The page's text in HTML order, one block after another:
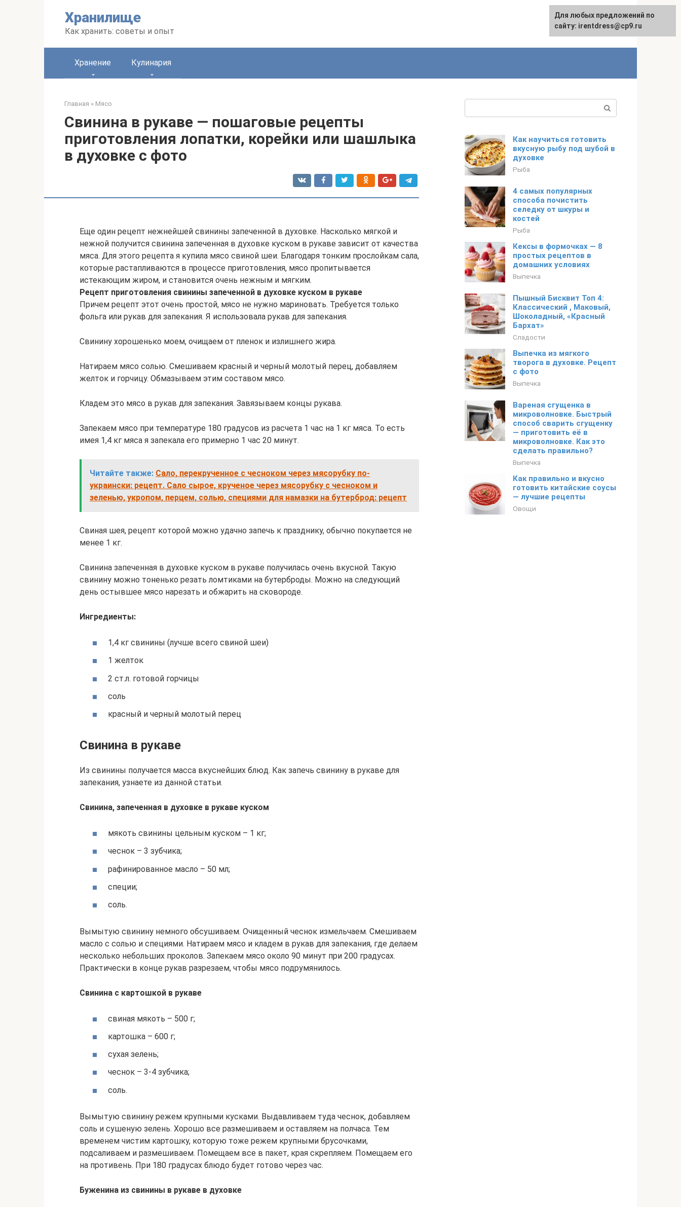
Хранилище
Как хранить: советы и опыт
Хранение Кулинария
Главная » Мясо
Свинина в рукаве — пошаговые рецепты
приготовления лопатки, корейки или шашлыка
в духовке с фото
Еще один рецепт нежнейшей свинины запеченной в духовке. Насколько мягкой и
нежной получится свинина запеченная в духовке куском в рукаве зависит от качества
мяса. Для этого рецепта я купила мясо свиной шеи. Благодаря тонким прослойкам сала,
которые растапливаются в процессе приготовления, мясо пропитывается
истекающим жиром, и становится очень нежным и мягким.
Рецепт приготовления свинины запеченной в духовке куском в рукаве
Причем рецепт этот очень простой, мясо не нужно мариновать. Требуется только
фольга или рукав для запекания. Я использовала рукав для запекания.
Свинину хорошенько моем, очищаем от пленок и излишнего жира.
Натираем мясо солью. Смешиваем красный и черный молотый перец, добавляем
желток и горчицу. Обмазываем этим составом мясо.
Кладем это мясо в рукав для запекания. Завязываем концы рукава.
Запекаем мясо при температуре 180 градусов из расчета 1 час на 1 кг мяса. То есть
имея 1,4 кг мяса я запекала его примерно 1 час 20 минут.
Читайте также: Сало, перекрученное с чесноком через мясорубку по-
украински: рецепт. Сало сырое, крученое через мясорубку с чесноком и
зеленью, укропом, перцем, солью, специями для намазки на бутерброд: рецепт
Свиная шея, рецепт которой можно удачно запечь к празднику, обычно покупается не
менее 1 кг.
Свинина запеченная в духовке куском в рукаве получилась очень вкусной. Такую
свинину можно тоненько резать ломтиками на бутерброды. Можно на следующий
день остывшее мясо нарезать и обжарить на сковороде.
Ингредиенты:
1,4 кг свинины (лучше всего свиной шеи)
1 желток
2 ст.л. готовой горчицы
соль
красный и черный молотый перец
Свинина в рукаве
Из свинины получается масса вкуснейших блюд. Как запечь свинину в рукаве для
запекания, узнаете из данной статьи.
Свинина, запеченная в духовке в рукаве куском
мякоть свинины цельным куском – 1 кг;
чеснок – 3 зубчика;
рафинированное масло – 50 мл;
специи;
соль.
Вымытую свинину немного обсушиваем. Очищенный чеснок измельчаем. Смешиваем
масло с солью и специями. Натираем мясо и кладем в рукав для запекания, где делаем
несколько небольших проколов. Запекаем мясо около 90 минут при 200 градусах.
Практически в конце рукав разрезаем, чтобы мясо подрумянилось.
Свинина с картошкой в рукаве
свиная мякоть – 500 г;
картошка – 600 г;
сухая зелень;
чеснок – 3-4 зубчика;
соль.
Вымытую свинину режем крупными кусками. Выдавливаем туда чеснок, добавляем
соль и сушеную зелень. Хорошо все размешиваем и оставляем на полчаса. Тем
временем чистим картошку, которую тоже режем крупными брусочками,
подсаливаем и размешиваем. Помещаем все в пакет, края скрепляем. Помещаем его
на противень. При 180 градусах блюдо будет готово через час.
Буженина из свинины в рукаве в духовке
Как научиться готовить
вкусную рыбу под шубой в
духовке
Рыба
4 самых популярных
способа почистить
селедку от шкуры и
костей
Рыба
Кексы в формочках — 8
простых рецептов в
домашних условиях
Выпечка
Пышный Бисквит Топ 4:
Классический , Маковый,
Шоколадный, «Красный
Бархат»
Сладости
Выпечка из мягкого
творога в духовке. Рецепт
с фото
Выпечка
Вареная сгущенка в
микроволновке. Быстрый
способ сварить сгущенку
— приготовить её в
микроволновке. Как это
сделать правильно?
Выпечка
Как правильно и вкусно
готовить китайские соусы
— лучшие рецепты
Овощи
Для любых предложений по
сайту: irentdress@cp9.ru